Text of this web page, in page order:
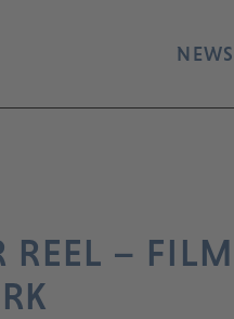
NEWS
REEL –